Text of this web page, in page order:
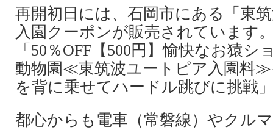
再開初日には、石岡市にある「東
入園クーポンが販売されています
「50％OFF【500円】愉快なお猿
動物園≪東筑波ユートピア入園料
を背に乗せてハードル跳びに挑戦
都心からも電車（常磐線）やクル